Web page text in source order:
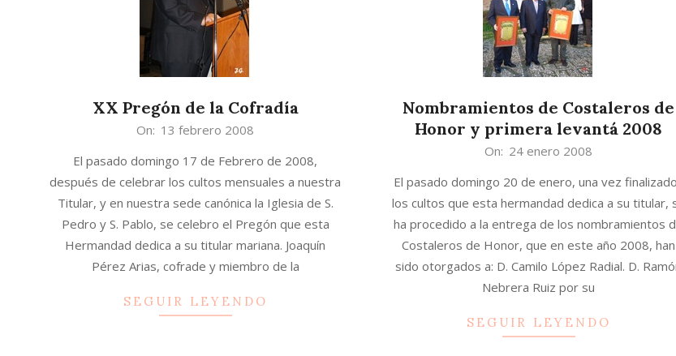
XX Pregón de la Cofradía
On: 13 febrero 2008
El pasado domingo 17 de Febrero de 2008,
después de celebrar los cultos mensuales a nuestra
Titular, y en nuestra sede canónica la Iglesia de S.
Pedro y S. Pablo, se celebro el Pregón que esta
Hermandad dedica a su titular mariana. Joaquín
Pérez Arias, cofrade y miembro de la
SEGUIR LEYENDO
Nombramientos de Costaleros de
Honor y primera levantá 2008
24
On: 24 enero 2008
El pasado domingo 20 de enero, una vez
los cultos que esta hermandad dedica a su titular,
ha procedido a la entrega de los nombramientos
Costaleros de Honor, que en este año 2008, han
sido otorgados a: D. Camilo López Radial. D.
Nebrera Ruiz por su
SEGUIR LEYENDO